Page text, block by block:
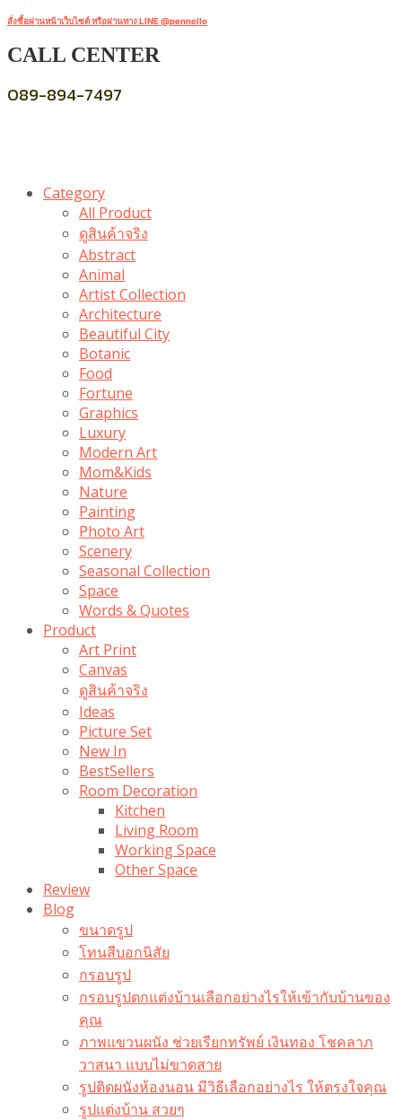
สั่งซื้อผ่านหน้าเว็บไซต์ หรือผ่านทาง LINE @pennello
CALL CENTER
089-894-7497
Category
All Product
ดูสินค้าจริง
Abstract
Animal
Artist Collection
Architecture
Beautiful City
Botanic
Food
Fortune
Graphics
Luxury
Modern Art
Mom&Kids
Nature
Painting
Photo Art
Scenery
Seasonal Collection
Space
Words & Quotes
Product
Art Print
Canvas
ดูสินค้าจริง
Ideas
Picture Set
New In
BestSellers
Room Decoration
Kitchen
Living Room
Working Space
Other Space
Review
Blog
ขนาดรูป
โทนสีบอกนิสัย
กรอบรูป
กรอบรูปตกแต่งบ้านเลือกอย่างไรให้เข้ากับบ้านของ
คุณ
ภาพแขวนผนัง ช่วยเรียกทรัพย์ เงินทอง โชคลาภ
วาสนา แบบไม่ขาดสาย
รูปติดผนังห้องนอน มีวิธีเลือกอย่างไร ให้ตรงใจคุณ
รูปแต่งบ้าน สวยๆ